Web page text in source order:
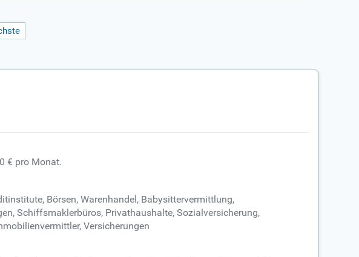
€ pro Monat.
Börsen, Warenhandel, Babysittervermittlung,
Schiffsmaklerbüros, Privathaushalte, Sozialversicherung,
Versicherungen